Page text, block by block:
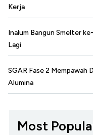
Kerja
Inalum Bangun Smelter
Lagi
SGAR Fase 2 Mempawah
Alumina
Most